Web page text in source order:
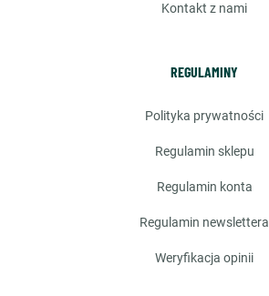
kontakt z nami
REGULAMINY
polityka prywatności
regulamin sklepu
regulamin konta
regulamin newslettera
weryfikacja opinii